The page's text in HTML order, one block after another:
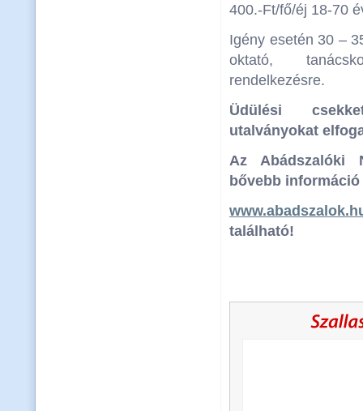
400.-Ft/fő/éj 18-70
Igény esetén 30 –
oktató,
rendelkezésre.
Üdülési
utalványokat
Az Abádszalóki
bővebb információ
található!